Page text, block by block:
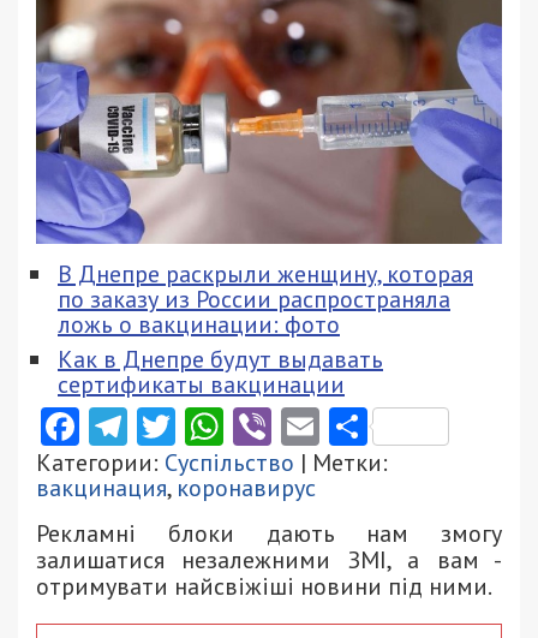
В Днепре раскрыли женщину, которая
по заказу из России распространяла
ложь о вакцинации: фото
Как в Днепре будут выдавать
сертификаты вакцинации
Facebook
Telegram
Twitter
WhatsApp
ViberEmail
Категории: Суспільство | Метки:
вакцинация, коронавирус
Рекламні блоки дають нам змогу
залишатися незалежними ЗМІ, а вам -
отримувати найсвіжіші новини під ними.